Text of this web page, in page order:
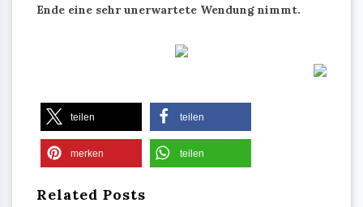
Ende eine sehr unerwartete Wendung nimmt.
teilen teilen
merken teilen
Related Posts